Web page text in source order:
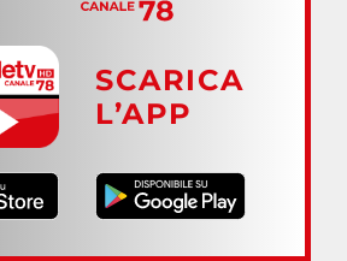
SCARICA
L’APP